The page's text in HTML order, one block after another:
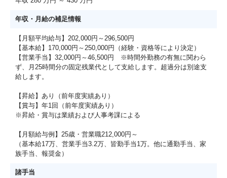
年収・月給の補足情報
【月額平均給与】202,000円～296,500円
【基本給】170,000円～250,000円（経験・資格等により決定）
【営業手当】32,000円～46,500円 ※時間外勤務の有無に関わら
ず、月25時間分の固定残業代として支給します。超過分は別途支
給します。
【昇給】あり（前年度実績あり）
【賞与】年1回（前年度実績あり）
※昇給・賞与は業績および人事考課による
【月額給与例】25歳・営業職212,000円～
（基本給17万、営業手当3.2万、皆勤手当1万。他に通勤手当、家
族手当、報奨金）
諸手当